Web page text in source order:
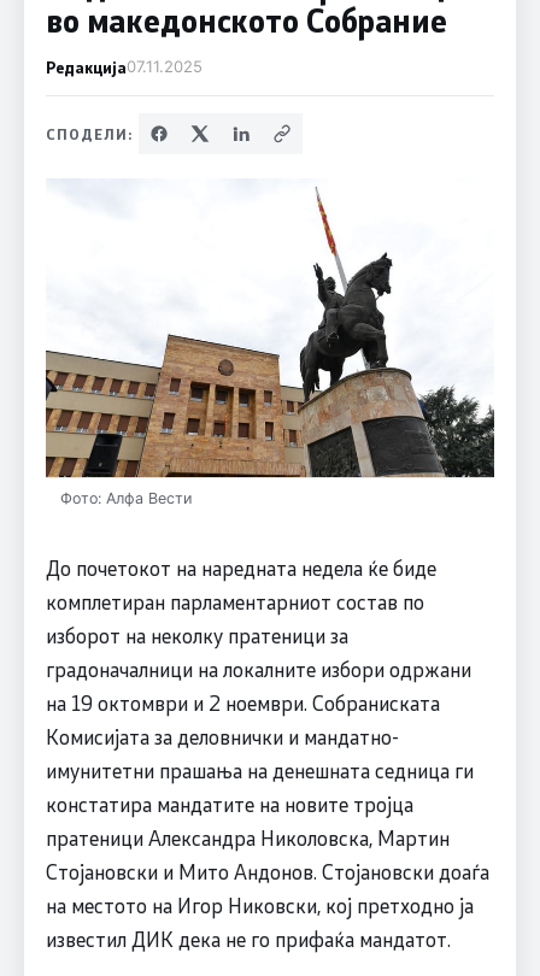
во македонското Собрание
Редакција07.11.2025
СПОДЕЛИ:
Фото: Алфа Вести
До почетокот на наредната недела ќе биде
комплетиран парламентарниот состав по
изборот на неколку пратеници за
градоначалници на локалните избори одржани
на 19 октомври и 2 ноември. Собраниската
Комисијата за деловнички и мандатно-
имунитетни прашања на денешната седница ги
констатира мандатите на новите тројца
пратеници Александра Николовска, Мартин
Стојановски и Мито Андонов. Стојановски доаѓа
на местото на Игор Никовски, кој претходно ја
известил ДИК дека не го прифаќа мандатот.